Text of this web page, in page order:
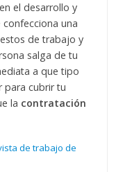
el desarrollo y
una
de trabajo y
salga de tu
a que tipo
para cubrir tu
la contratación
de trabajo de